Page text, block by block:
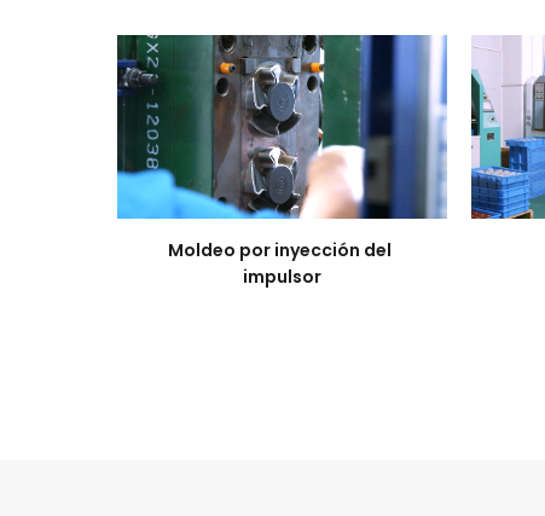
Moldeo por inyección del
impulsor